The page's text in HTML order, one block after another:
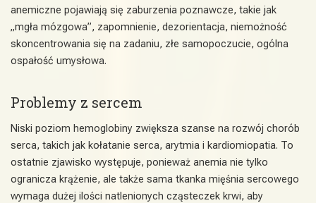
anemiczne pojawiają się zaburzenia poznawcze, takie jak
„mgła mózgowa”, zapomnienie, dezorientacja, niemożność
skoncentrowania się na zadaniu, złe samopoczucie, ogólna
ospałość umysłowa.
Problemy z sercem
Niski poziom hemoglobiny zwiększa szanse na rozwój chorób
serca, takich jak kołatanie serca, arytmia i kardiomiopatia. To
ostatnie zjawisko występuje, ponieważ anemia nie tylko
ogranicza krążenie, ale także sama tkanka mięśnia sercowego
wymaga dużej ilości natlenionych cząsteczek krwi, aby